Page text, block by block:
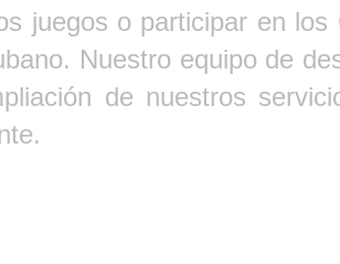
juegos o participar en
Nuestro equipo de
de nuestros